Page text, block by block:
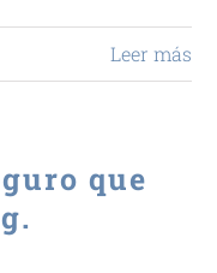
Leer más
que